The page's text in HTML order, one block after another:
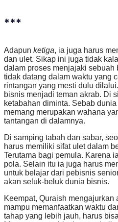
***
Adapun ketiga, ia juga harus
dan ulet. Sikap ini juga tidak
dalam proses menjajaki sebuah
tidak datang dalam waktu yang
rintangan yang mesti dulu
bisnis menjadi teman akrab. Di
ketabahan diminta. Sebab
memang merupakan wahana
tantangan di dalamnya.
Di samping tabah dan sabar,
harus memiliki sifat ulet dalam
Terutama bagi pemula. Karena
pola. Selain itu ia juga harus
untuk belajar dari pebisnis
akan seluk-beluk dunia bisnis.
Keempat, Quraish mengajurkan
mampu memanfaatkan waktu
tahap yang lebih jauh, harus